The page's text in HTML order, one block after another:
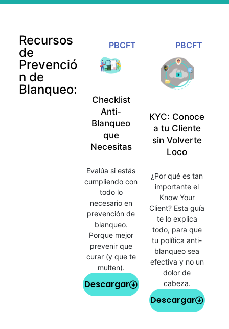
Recursos
de
Prevenció
n de
Blanqueo:
PBCFT
Checklist
Anti-
Blanqueo
que
Necesitas
Evalúa si estás
cumpliendo con
todo lo
necesario en
prevención de
blanqueo.
Porque mejor
prevenir que
curar (y que te
multen).
Descargar
PBCFT
KYC: Conoce
a tu Cliente
sin Volverte
Loco
¿Por qué es tan
importante el
Know Your
Client? Esta guía
te lo explica
todo, para que
tu política anti-
blanqueo sea
efectiva y no un
dolor de
cabeza.
Descargar